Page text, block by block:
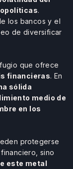
.
los bancos y el
de diversificar
que ofrece
financieras. En
sólida
medio de
en los
protegerse
sino
este metal